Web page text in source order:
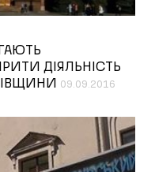
ДІЯЛЬНІСТЬ
09.09.2016